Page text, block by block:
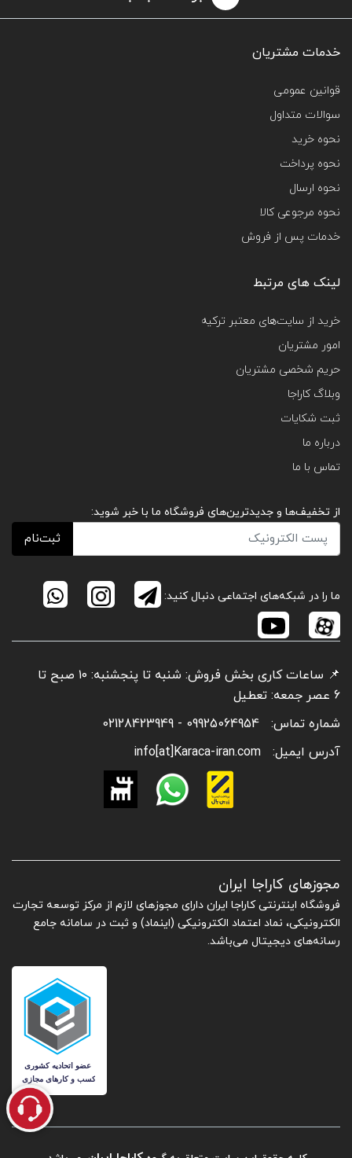
خدمات مشتریان
قوانین عمومی
سوالات متداول
نحوه خرید
نحوه پرداخت
نحوه ارسال
نحوه مرجوعی کالا
خدمات پس از فروش
لینک های مرتبط
خرید از سایت‌های معتبر ترکیه
امور مشتریان
حریم شخصی مشتریان
وبلاگ کاراجا
ثبت شکایات
درباره ما
تماس با ما
از تخفیف‌ها و جدیدترین‌های فروشگاه ما با خبر شوید:
ثبت‌نام
ما را در شبکه‌های اجتماعی دنبال کنید:
📌 ساعات کاری بخش فروش: شنبه تا پنجشنبه: ۱۰ صبح تا
6 عصر جمعه: تعطیل
شماره تماس:
09925064954 - 02128423949
آدرس ایمیل:
info[at]Karaca-iran.com
مجوزهای کاراجا ایران
فروشگاه اینترنتی کاراجا ایران دارای مجوزهای لازم از مرکز توسعه تجارت
الکترونیکی، نماد اعتماد الکترونیکی (اینماد) و ثبت در سامانه جامع
رسانه‌های دیجیتال می‌باشد.